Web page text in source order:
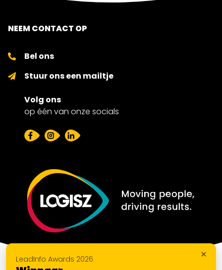
×
LeadInfo Awards 2026
NEEM CONTACT OP
Bel ons
Stuur ons een mailtje
Volg ons
op één van onze socials